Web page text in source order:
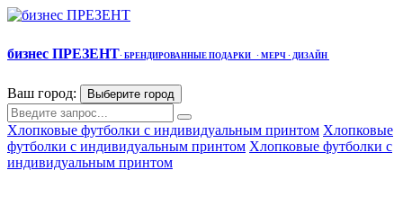
бизнес ПРЕЗЕНТ· БРЕНДИРОВАННЫЕ ПОДАРКИ · МЕРЧ · ДИЗАЙН
Ваш город: Выберите город
Хлопковые футболки с индивидуальным принтом Хлопковые
футболки с индивидуальным принтом Хлопковые футболки с
индивидуальным принтом